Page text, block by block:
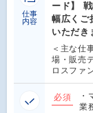
仕事
内容
ード】
幅広くご
いただき
＜主な仕
場・販売
ロスファ
必須
・
業